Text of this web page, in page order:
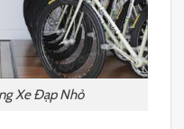
Xe Đạp Nhỏ